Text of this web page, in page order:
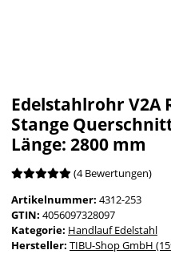
Edelstahlrohr V2A
Stange
Länge: 2800 mm
(4 Bewertungen)
Artikelnummer: 4312-253
GTIN: 4056097328097
Kategorie: Handlauf Edelstahl
Hersteller: TIBU-Shop GmbH